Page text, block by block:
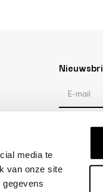
media te
van onze site
Reviews
/10 -